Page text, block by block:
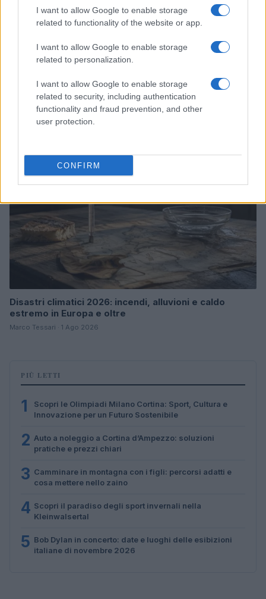
I want to allow Google to enable storage
related to functionality of the website or app.
I want to allow Google to enable storage
related to personalization.
I want to allow Google to enable storage
related to security, including authentication
functionality and fraud prevention, and other
user protection.
CONFIRM
Bocciature scolastiche: i casi giudiziari che hanno
fatto discutere
Marco Tessari · 3 Ago 2026
Disastri climatici 2026: incendi, alluvioni e caldo
estremo in Europa e oltre
Marco Tessari · 1 Ago 2026
PIÙ LETTI
1
Scopri le Olimpiadi Milano Cortina: Sport, Cultura e
Innovazione per un Futuro Sostenibile
2 Auto a noleggio a Cortina d’Ampezzo: soluzioni
pratiche e prezzi chiari
3 Camminare in montagna con i figli: percorsi adatti e
cosa mettere nello zaino
4 Scopri il paradiso degli sport invernali nella
Kleinwalsertal
5 Bob Dylan in concerto: date e luoghi delle esibizioni
italiane di novembre 2026